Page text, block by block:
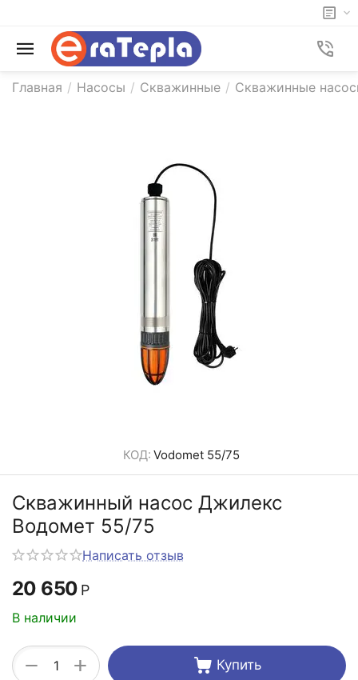
Главная / Насосы / Скважинные / Скважинные
КОД: Vodomet 55/75
Скважинный насос Джилекс
Водомет 55/75
Написать отзыв
20 650 Р
В наличии
+
− Купить